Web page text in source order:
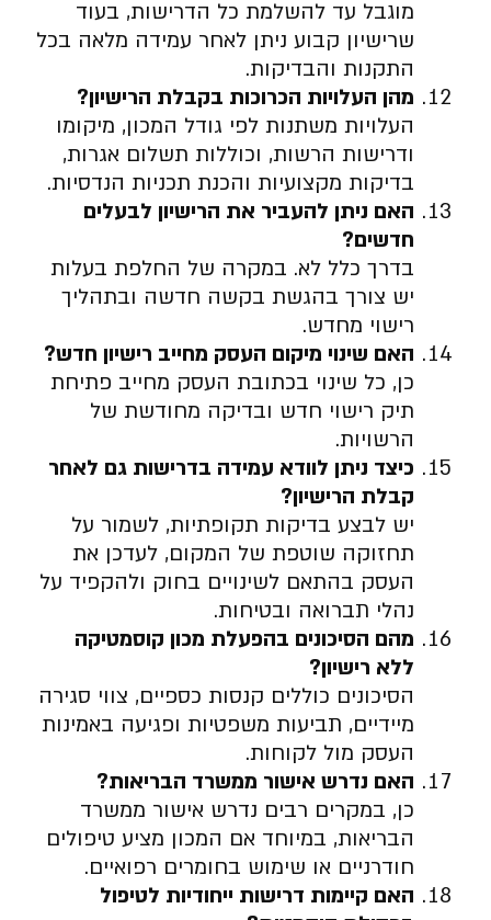
מוגבל עד להשלמת כל הדרישות, בעוד
שרישיון קבוע ניתן לאחר עמידה מלאה בכל
התקנות והבדיקות.
מהן העלויות הכרוכות בקבלת הרישיון?
העלויות משתנות לפי גודל המכון, מיקומו
ודרישות הרשות, וכוללות תשלום אגרות,
בדיקות מקצועיות והכנת תכניות הנדסיות.
האם ניתן להעביר את הרישיון לבעלים
חדשים?
בדרך כלל לא. במקרה של החלפת בעלות
יש צורך בהגשת בקשה חדשה ובתהליך
רישוי מחדש.
האם שינוי מיקום העסק מחייב רישיון חדש?
כן, כל שינוי בכתובת העסק מחייב פתיחת
תיק רישוי חדש ובדיקה מחודשת של
הרשויות.
כיצד ניתן לוודא עמידה בדרישות גם לאחר
קבלת הרישיון?
יש לבצע בדיקות תקופתיות, לשמור על
תחזוקה שוטפת של המקום, לעדכן את
העסק בהתאם לשינויים בחוק ולהקפיד על
נהלי תברואה ובטיחות.
מהם הסיכונים בהפעלת מכון קוסמטיקה
ללא רישיון?
הסיכונים כוללים קנסות כספיים, צווי סגירה
מיידיים, תביעות משפטיות ופגיעה באמינות
העסק מול לקוחות.
האם נדרש אישור ממשרד הבריאות?
כן, במקרים רבים נדרש אישור ממשרד
הבריאות, במיוחד אם המכון מציע טיפולים
חודרניים או שימוש בחומרים רפואיים.
האם קיימות דרישות ייחודיות לטיפול